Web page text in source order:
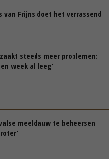
van Frijns doet het verrassend
steeds meer problemen:
week al leeg’
meeldauw te beheersen